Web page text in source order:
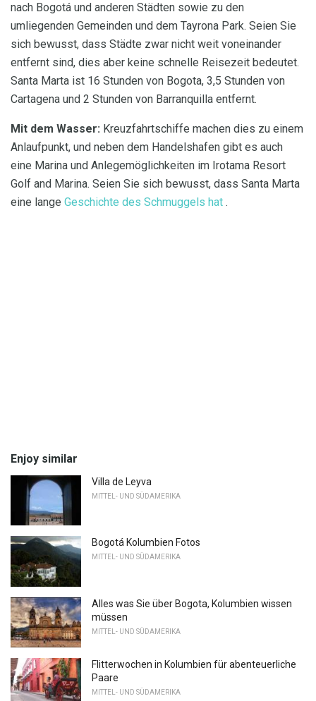
nach Bogotá und anderen Städten sowie zu den
umliegenden Gemeinden und dem Tayrona Park. Seien Sie
sich bewusst, dass Städte zwar nicht weit voneinander
entfernt sind, dies aber keine schnelle Reisezeit bedeutet.
Santa Marta ist 16 Stunden von Bogota, 3,5 Stunden von
Cartagena und 2 Stunden von Barranquilla entfernt.
Mit dem Wasser: Kreuzfahrtschiffe machen dies zu einem
Anlaufpunkt, und neben dem Handelshafen gibt es auch
eine Marina und Anlegemöglichkeiten im Irotama Resort
Golf and Marina. Seien Sie sich bewusst, dass Santa Marta
eine lange Geschichte des Schmuggels hat .
Enjoy similar
Villa de Leyva
MITTEL- UND SÜDAMERIKA
Bogotá Kolumbien Fotos
MITTEL- UND SÜDAMERIKA
Alles was Sie über Bogota, Kolumbien wissen
müssen
MITTEL- UND SÜDAMERIKA
Flitterwochen in Kolumbien für abenteuerliche
Paare
MITTEL- UND SÜDAMERIKA